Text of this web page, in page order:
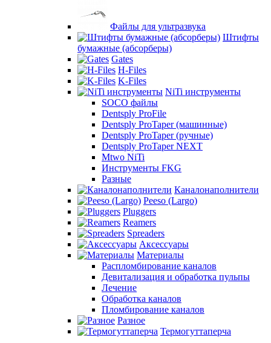
Файлы для ультразвука
Штифты
бумажные (абсорберы)
Gates
H-Files
K-Files
NiTi инструменты
SOCO файлы
Dentsply ProFile
Dentsply ProTaper (машинные)
Dentsply ProTaper (ручные)
Dentsply ProTaper NEXT
Mtwo NiTi
Инструменты FKG
Разные
Каналонаполнители
Peeso (Largo)
Pluggers
Reamers
Spreaders
Аксессуары
Материалы
Распломбирование каналов
Девитализация и обработка пульпы
Лечение
Обработка каналов
Пломбирование каналов
Разное
Термогуттаперча